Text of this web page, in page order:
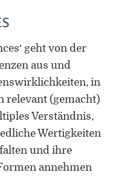
geht von der
aus und
in
relevant (gemacht)
Verständnis,
Wertigkeiten
und ihre
annehmen